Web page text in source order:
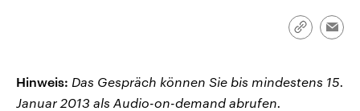
Link
Hinweis: Das Gespräch können Sie bis mindestens 15.
Januar 2013 als Audio-on-demand abrufen.